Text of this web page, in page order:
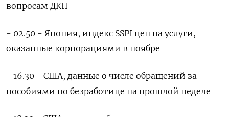
вопросам ДКП
- 02.50 - Япония, индекс SSPI цен на услуги,
оказанные корпорациями в ноябре
- 16.30 - США, данные о числе обращений за
пособиями по безработице на прошлой неделе